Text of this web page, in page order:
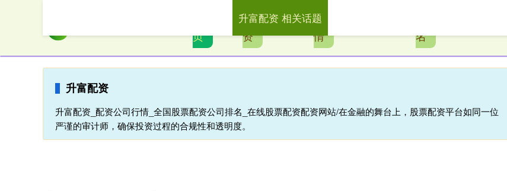
页
升富配
资
配资公司行
情
名
升富配资
升富配资_配资公司行情_全国股票配资公司排名_在线股票配资配资网站/在金融的舞台上，股票配资平台如同一位
严谨的审计师，确保投资过程的合规性和透明度。
升富配资 相关话题